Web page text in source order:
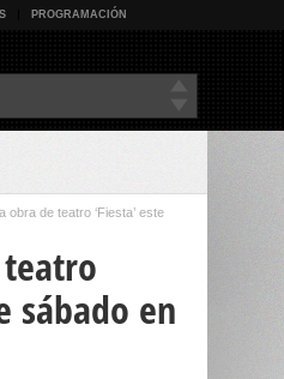
PROGRAMACIÓN
obra de teatro ‘Fiesta’ este
sábado en